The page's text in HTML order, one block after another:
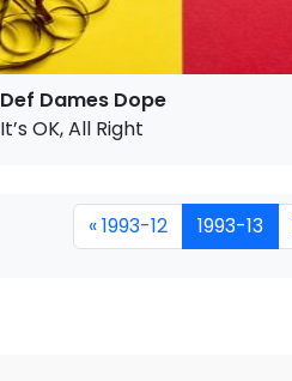
Def Dames Dope
It’s OK, All Right
« 1993-12 1993-13